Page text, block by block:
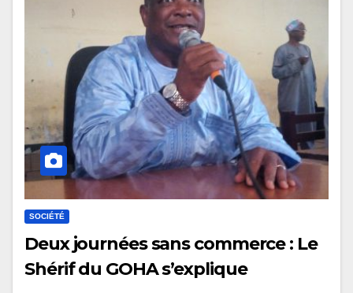
SOCIÉTÉ
Deux journées sans commerce : Le
Shérif du GOHA s’explique